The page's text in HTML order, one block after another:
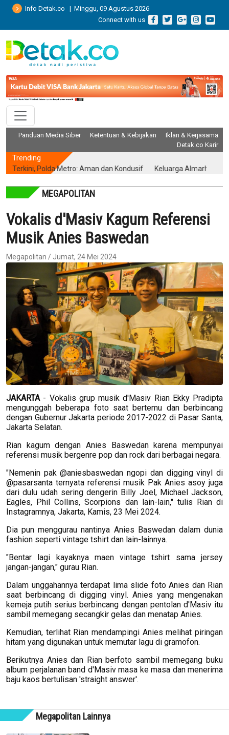
Info Detak.co | Minggu, 09 Agustus 2026
Connect with us
Panduan Media Siber Ketentuan & Kebijakan
Iklan & Kerjasama
Detak.co Karir
Trending
Polda Metro: Aman dan Kondusif Keluarga Almarhum Yurizal
MEGAPOLITAN
Vokalis d'Masiv Kagum Referensi
Musik Anies Baswedan
Megapolitan / Jumat, 24 Mei 2024
JAKARTA - Vokalis grup musik d'Masiv Rian Ekky Pradipta
mengunggah beberapa foto saat bertemu dan berbincang
dengan Gubernur Jakarta periode 2017-2022 di Pasar Santa,
Jakarta Selatan.
Rian kagum dengan Anies Baswedan karena mempunyai
referensi musik bergenre pop dan rock dari berbagai negara.
"Nemenin pak @aniesbaswedan ngopi dan digging vinyl di
@pasarsanta ternyata referensi musik Pak Anies asoy juga
dari dulu udah sering dengerin Billy Joel, Michael Jackson,
Eagles, Phil Collins, Scorpions dan lain-lain," tulis Rian di
Instagramnya, Jakarta, Kamis, 23 Mei 2024.
Dia pun menggurau nantinya Anies Baswedan dalam dunia
fashion seperti vintage tshirt dan lain-lainnya.
"Bentar lagi kayaknya maen vintage tshirt sama jersey
jangan-jangan," gurau Rian.
Dalam unggahannya terdapat lima slide foto Anies dan Rian
saat berbincang di digging vinyl. Anies yang mengenakan
kemeja putih serius berbincang dengan pentolan d'Masiv itu
sambil memegang secangkir gelas dan menatap Anies.
Kemudian, terlihat Rian mendampingi Anies melihat piringan
hitam yang digunakan untuk memutar lagu di gramofon.
Berikutnya Anies dan Rian berfoto sambil memegang buku
album perjalanan band d'Masiv masa ke masa dan menerima
baju kaos bertulisan 'straight answer'.
Megapolitan Lainnya